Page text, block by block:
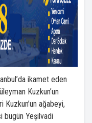
ikamet eden
Kuzkun’un
Kuzkun’un ağabeyi,
bugün Yeşilvadi